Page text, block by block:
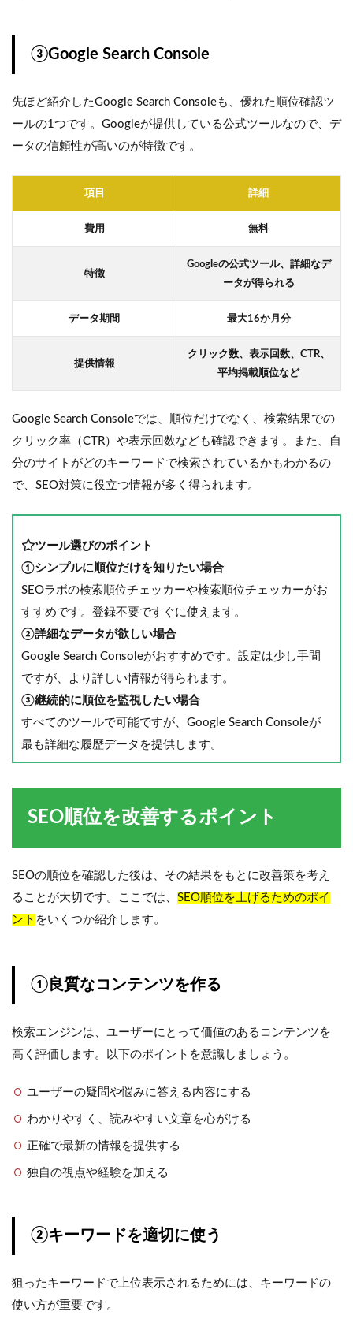
③Google Search Console
先ほど紹介したGoogle Search Consoleも、優れた順位確認ツ
ールの1つです。Googleが提供している公式ツールなので、デ
ータの信頼性が高いのが特徴です。
項目 詳細
費用 無料
特徴
Googleの公式ツール、詳細なデ
ータが得られる
データ期間 最大16か月分
提供情報
クリック数、表示回数、CTR、
平均掲載順位など
Google Search Consoleでは、順位だけでなく、検索結果での
クリック率（CTR）や表示回数なども確認できます。また、自
分のサイトがどのキーワードで検索されているかもわかるの
で、SEO対策に役立つ情報が多く得られます。
ツール選びのポイント
①シンプルに順位だけを知りたい場合
SEOラボの検索順位チェッカーや検索順位チェッカーがお
すすめです。登録不要ですぐに使えます。
②詳細なデータが欲しい場合
Google Search Consoleがおすすめです。設定は少し手間
ですが、より詳しい情報が得られます。
③継続的に順位を監視したい場合
すべてのツールで可能ですが、Google Search Consoleが
最も詳細な履歴データを提供します。
SEO順位を改善するポイント
SEOの順位を確認した後は、その結果をもとに改善策を考え
ることが大切です。ここでは、 SEO順位を上げるためのポイ
ント をいくつか紹介します。
①良質なコンテンツを作る
検索エンジンは、ユーザーにとって価値のあるコンテンツを
高く評価します。以下のポイントを意識しましょう。
ユーザーの疑問や悩みに答える内容にする
わかりやすく、読みやすい文章を心がける
正確で最新の情報を提供する
独自の視点や経験を加える
②キーワードを適切に使う
狙ったキーワードで上位表示されるためには、キーワードの
使い方が重要です。